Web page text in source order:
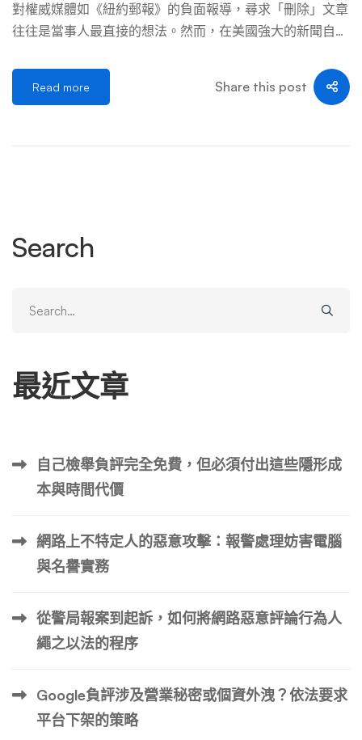
對權威媒體如《紐約郵報》的負面報導，尋求「刪除」文章
往往是當事人最直接的想法。然而，在美國強大的新聞自由
流媒體單純因為內容負面或當事人不滿而刪除已發佈的新聞
報導，幾乎是不可能成功的任務。 這份指南旨在提供務
三：積極的線上聲譽管理 既然難以刪除源頭文章，主動降
險 第三部分：成功案例框架 第四部分：結論與關鍵建議 處
步驟總結： 面對權威媒體的負面報導，雖然挑戰巨大，但
透過系統性、策略性且合法的應對，仍然可以有效管理其影
可行。 美國負面新聞刪除服務 …
Read more Share this post
Search
for:
最近文章
自己檢舉負評完全免費，但必須付出這些隱形成
本與時間代價
網路上不特定人的惡意攻擊：報警處理妨害電腦
與名譽實務
從警局報案到起訴，如何將網路惡意評論行為人
繩之以法的程序
Google負評涉及營業秘密或個資外洩？依法要求
平台下架的策略